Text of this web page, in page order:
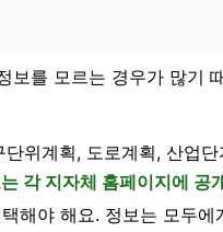
보를 모르는 경우가 많기
위계획, 도로계획, 산업
각 지자체 홈페이지에 공
해야 해요. 정보는 모두